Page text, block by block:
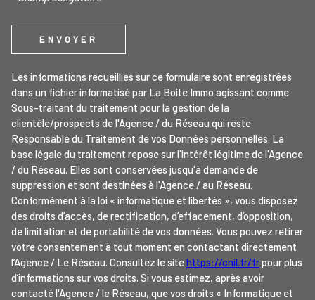
ENVOYER
Les informations recueillies sur ce formulaire sont enregistrées
dans un fichier informatisé par La Boite Immo agissant comme
Sous-traitant du traitement pour la gestion de la
clientèle/prospects de l'Agence / du Réseau qui reste
Responsable du Traitement de vos Données personnelles. La
base légale du traitement repose sur l'intérêt légitime de l'Agence
/ du Réseau. Elles sont conservées jusqu'à demande de
suppression et sont destinées à l'Agence / au Réseau.
Conformément à la loi « informatique et libertés », vous disposez
des droits d’accès, de rectification, d’effacement, d’opposition,
de limitation et de portabilité de vos données. Vous pouvez retirer
votre consentement à tout moment en contactant directement
l’Agence / Le Réseau. Consultez le sitehttps://cnil.fr/frpour plus
d’informations sur vos droits. Si vous estimez, après avoir
contacté l'Agence / le Réseau, que vos droits « Informatique et